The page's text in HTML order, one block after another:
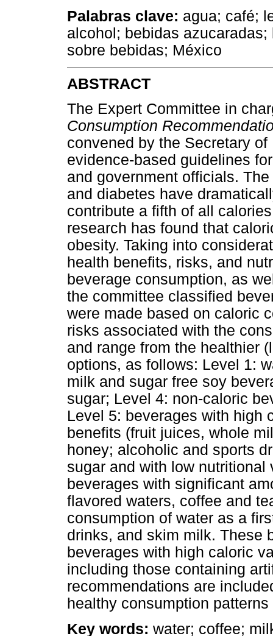
Palabras clave: agua; café;
alcohol; bebidas
sobre bebidas; México
ABSTRACT
The Expert Committee in
Consumption
convened by the Secretary
evidence-based guidelines
and government officials.
and diabetes have
contribute a fifth of all
research has found that
obesity. Taking into
health benefits, risks, and
beverage consumption, as
the committee classified
were made based on caloric
risks associated with the
and range from the healthier
options, as follows: Level 1:
milk and sugar free soy
sugar; Level 4: non-caloric
Level 5: beverages with high
benefits (fruit juices, whole
honey; alcoholic and sports
sugar and with low
beverages with significant
flavored waters, coffee and
consumption of water as a
drinks, and skim milk. These
beverages with high caloric
including those containing
recommendations are
healthy consumption
Key words: water; coffee;